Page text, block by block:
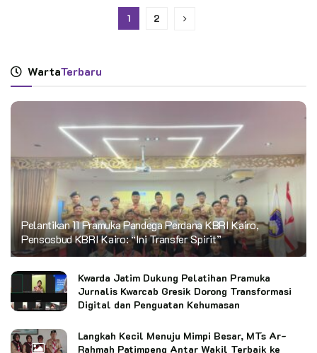
1 2
WartaTerbaru
Pelantikan 11 Pramuka Pandega Perdana KBRI Kairo,
Pensosbud KBRI Kairo: “Ini Transfer Spirit”
Kwarda Jatim Dukung Pelatihan Pramuka
Jurnalis Kwarcab Gresik Dorong Transformasi
Digital dan Penguatan Kehumasan
Langkah Kecil Menuju Mimpi Besar, MTs Ar-
Rahmah Patimpeng Antar Wakil Terbaik ke